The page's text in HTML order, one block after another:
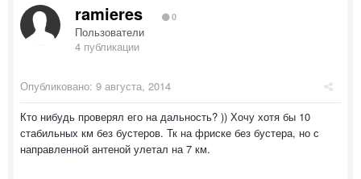
ramieres 0
Пользователи
4 публикации
Опубликовано: 9 августа, 2014
Кто нибудь проверял его на дальность? )) Хочу хотя бы 10
стабильных км без бустеров. Тк на фриске без бустера, но с
направленной антеной улетал на 7 км.